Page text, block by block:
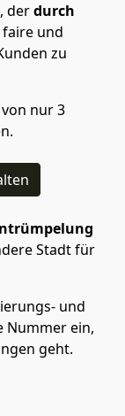
derdurch
und
zu
nur 3
Stadt für
und
Nummer ein,
geht.